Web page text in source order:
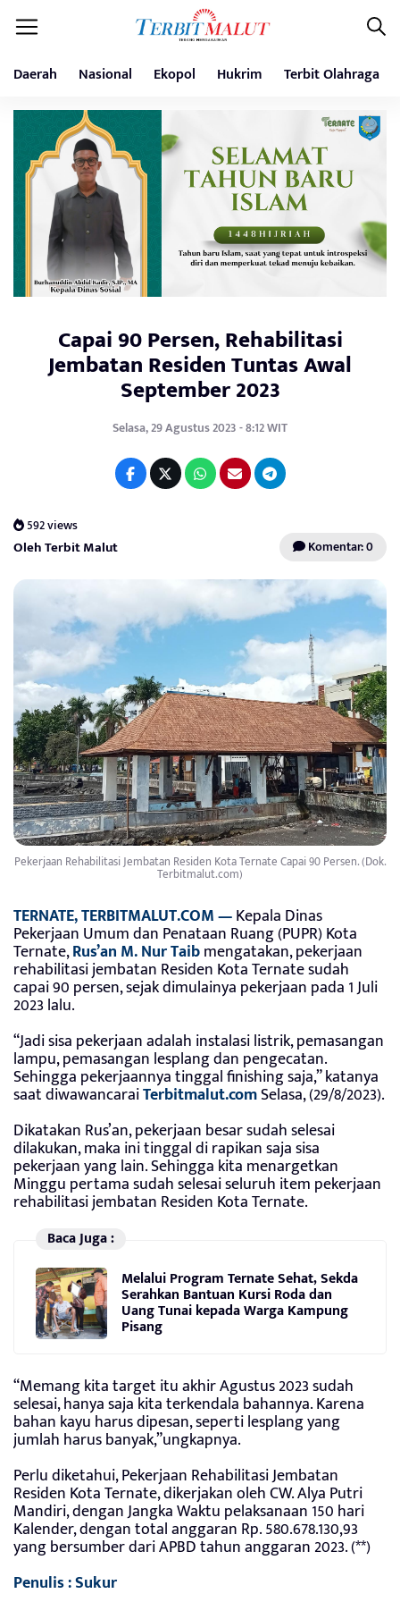
Daerah Nasional Ekopol Hukrim Terbit Olahraga
Capai 90 Persen, Rehabilitasi
Jembatan Residen Tuntas Awal
September 2023
Selasa, 29 Agustus 2023 - 8:12 WIT
592 views
Oleh Terbit Malut Komentar: 0
Pekerjaan Rehabilitasi Jembatan Residen Kota Ternate Capai 90 Persen. (Dok.
Terbitmalut.com)
TERNATE, TERBITMALUT.COM —Kepala Dinas
Pekerjaan Umum dan Penataan Ruang (PUPR) Kota
Ternate,Rus’an M. Nur Taibmengatakan, pekerjaan
rehabilitasi jembatan Residen Kota Ternate sudah
capai 90 persen, sejak dimulainya pekerjaan pada 1 Juli
2023 lalu.
“Jadi sisa pekerjaan adalah instalasi listrik, pemasangan
lampu, pemasangan lesplang dan pengecatan.
Sehingga pekerjaannya tinggal finishing saja,” katanya
saat diwawancaraiTerbitmalut.comSelasa, (29/8/2023).
Dikatakan Rus’an, pekerjaan besar sudah selesai
dilakukan, maka ini tinggal di rapikan saja sisa
pekerjaan yang lain. Sehingga kita menargetkan
Minggu pertama sudah selesai seluruh item pekerjaan
rehabilitasi jembatan Residen Kota Ternate.
Baca Juga :
Melalui Program Ternate Sehat, Sekda
Serahkan Bantuan Kursi Roda dan
Uang Tunai kepada Warga Kampung
Pisang
“Memang kita target itu akhir Agustus 2023 sudah
selesai, hanya saja kita terkendala bahannya. Karena
bahan kayu harus dipesan, seperti lesplang yang
jumlah harus banyak,”ungkapnya.
Perlu diketahui, Pekerjaan Rehabilitasi Jembatan
Residen Kota Ternate, dikerjakan oleh CW. Alya Putri
Mandiri, dengan Jangka Waktu pelaksanaan 150 hari
Kalender, dengan total anggaran Rp. 580.678.130,93
yang bersumber dari APBD tahun anggaran 2023. (**)
Penulis : Sukur